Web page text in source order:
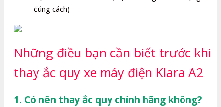
đúng cách)
Những điều bạn cần biết trước khi
thay ắc quy xe máy điện Klara A2
1. Có nên thay ắc quy chính hãng không?